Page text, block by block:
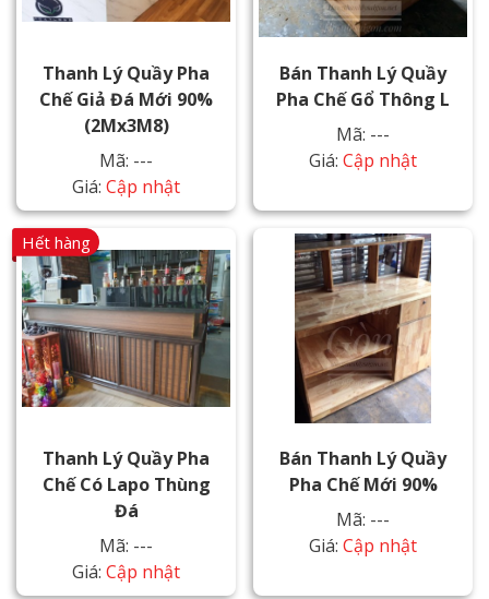
Thanh Lý Quầy Pha
Chế Giả Đá Mới 90%
(2Mx3M8)
Mã: ---
Giá: Cập nhật
Bán Thanh Lý Quầy
Pha Chế Gổ Thông L
Mã: ---
Giá: Cập nhật
Thanh Lý Quầy Pha
Chế Có Lapo Thùng
Đá
Mã: ---
Giá: Cập nhật
Hết hàng
Bán Thanh Lý Quầy
Pha Chế Mới 90%
Mã: ---
Giá: Cập nhật